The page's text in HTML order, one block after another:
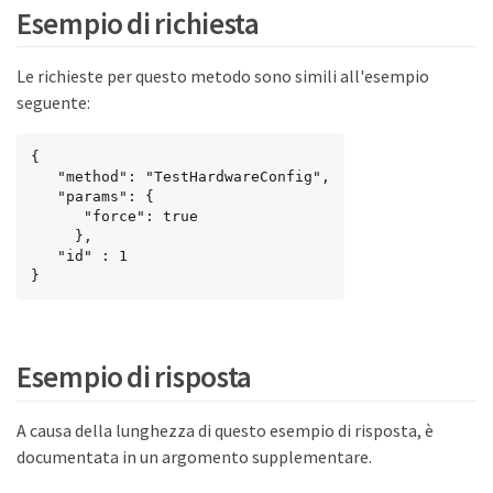
Esempio di richiesta
Le richieste per questo metodo sono simili all'esempio
seguente:
{
}
Esempio di risposta
A causa della lunghezza di questo esempio di risposta, è
documentata in un argomento supplementare.